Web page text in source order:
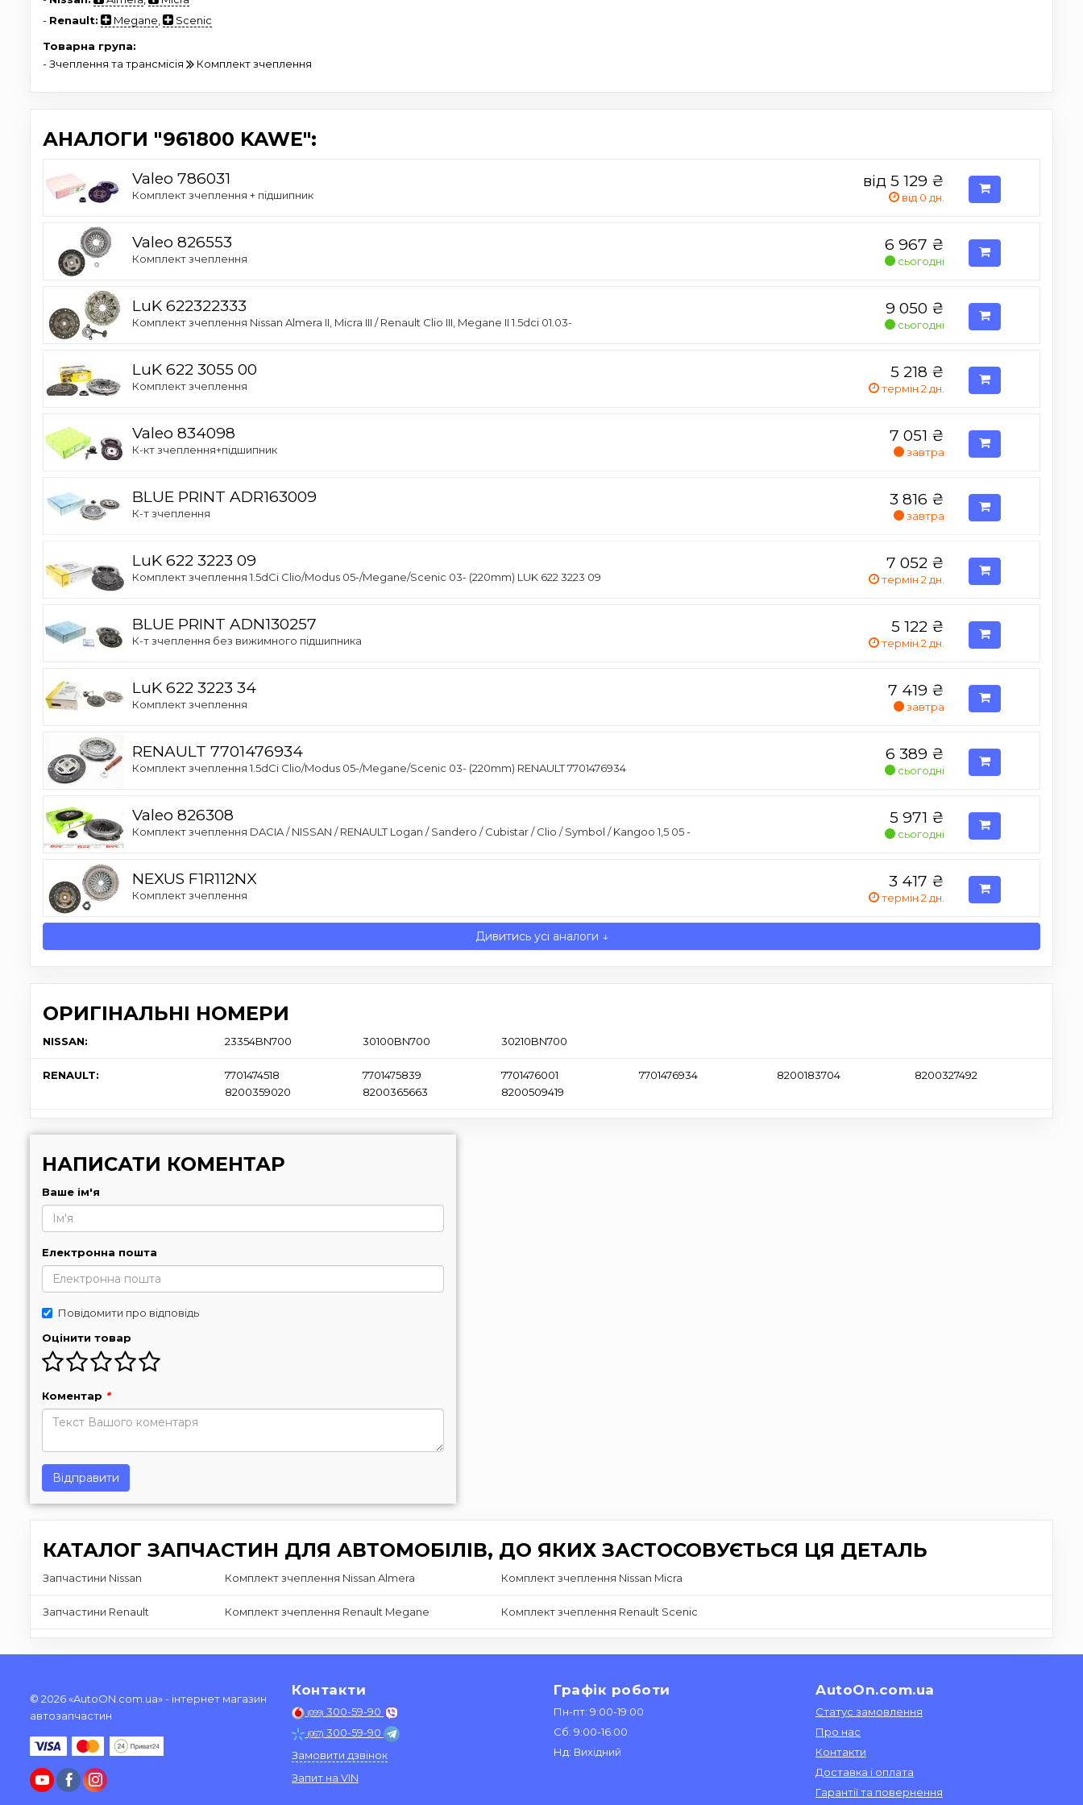
- Renault: Megane
Scenic
Товарна група:
- Зчеплення та трансмісія
Комплект зчеплення
АНАЛОГИ "961800 KAWE":
Valeo 786031
Комплект зчеплення + підшипник
від 5 129 ₴
від 0 дн.
Valeo 826553
Комплект зчеплення
6 967 ₴
сьогодні
LuK 622322333
Комплект зчеплення Nissan Almera II, Micra III / Renault Clio III, Megane II 1.5dci 01.03-
9 050 ₴
сьогодні
LuK 622 3055 00
Комплект зчеплення
5 218 ₴
термін 2 дн.
Valeo 834098
К-кт зчеплення+підшипник
7 051 ₴
завтра
BLUE PRINT ADR163009
К-т зчеплення
3 816 ₴
завтра
LuK 622 3223 09
Комплект зчеплення 1.5dCi Clio/Modus 05-/Megane/Scenic 03- (220mm) LUK 622 3223 09
7 052 ₴
термін 2 дн.
BLUE PRINT ADN130257
К-т зчеплення без вижимного підшипника
5 122 ₴
термін 2 дн.
LuK 622 3223 34
Комплект зчеплення
7 419 ₴
завтра
RENAULT 7701476934
Комплект зчеплення 1.5dCi Clio/Modus 05-/Megane/Scenic 03- (220mm) RENAULT 7701476934
6 389 ₴
сьогодні
Valeo 826308
Комплект зчеплення DACIA / NISSAN / RENAULT Logan / Sandero / Cubistar / Clio / Symbol / Kangoo 1,5 05 -
5 971 ₴
сьогодні
NEXUS F1R112NX
Комплект зчеплення
3 417 ₴
термін 2 дн.
Дивитись усі аналоги ↓
ОРИГІНАЛЬНІ НОМЕРИ
NISSAN: 23354BN700 30100BN700 30210BN700
RENAULT: 7701474518 7701475839 7701476001 7701476934 8200183704
8200327492
8200359020
8200365663 8200509419
НАПИСАТИ КОМЕНТАР
Ваше ім'я
Електронна пошта
Повідомити про відповідь
Оцінити товар
Коментар *
Відправити
КАТАЛОГ ЗАПЧАСТИН ДЛЯ АВТОМОБІЛІВ, ДО ЯКИХ ЗАСТОСОВУЄТЬСЯ ЦЯ ДЕТАЛЬ
Запчастини Nissan Комплект зчеплення Nissan Almera Комплект зчеплення Nissan Micra
Запчастини Renault Комплект зчеплення Renault Megane Комплект зчеплення Renault Scenic
© 2026 «AutoON.com.ua» - інтернет магазин
автозапчастин
Контакти
(099) 300-59-90
(067) 300-59-90
Замовити дзвінок
Запит на VIN
Графік роботи
Пн-пт: 9:00-19:00
Сб: 9:00-16:00
Нд: Вихідний
AutoOn.com.ua
Статус замовлення
Про нас
Контакти
Доставка і оплата
Гарантії та повернення